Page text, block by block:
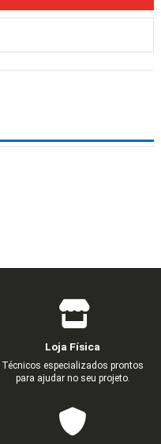
Loja Física
Técnicos especializados prontos
para ajudar no seu projeto.